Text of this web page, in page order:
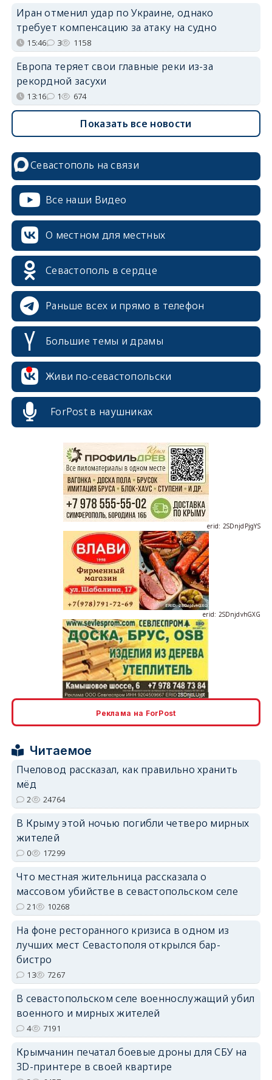
Иран отменил удар по Украине, однако
требует компенсацию за атаку на судно
15:46 3 1158
Европа теряет свои главные реки из-за
рекордной засухи
13:16 1 674
Показать все новости
Севастополь на связи
Все наши Видео
О местном для местных
Севастополь в сердце
Раньше всех и прямо в телефон
Большие темы и драмы
Живи по-севастопольски
ForPost в наушниках
erid: 2SDnjdPjgYS
erid: 2SDnjdvhGXG
erid: 2SDnjdvhGXG
Реклама на ForPost
Читаемое
Пчеловод рассказал, как правильно хранить
мёд
2 24764
В Крыму этой ночью погибли четверо мирных
жителей
0 17299
Что местная жительница рассказала о
массовом убийстве в севастопольском селе
21 10268
На фоне ресторанного кризиса в одном из
лучших мест Севастополя открылся бар-
бистро
13 7267
В севастопольском селе военнослужащий убил
военного и мирных жителей
4 7191
Крымчанин печатал боевые дроны для СБУ на
3D-принтере в своей квартире